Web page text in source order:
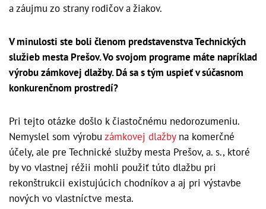
a záujmu zo strany rodičov a žiakov.
V minulosti ste boli členom predstavenstva Technických
služieb mesta Prešov. Vo svojom programe máte napríklad
výrobu zámkovej dlažby. Dá sa s tým uspieť v súčasnom
konkurenčnom prostredí?
Pri tejto otázke došlo k čiastočnému nedorozumeniu.
Nemyslel som výrobu zámkovej dlažbyna komerčné
účely, ale pre Technické služby mesta Prešov, a. s., ktoré
by vo vlastnej réžii mohli použiť túto dlažbu pri
rekonštrukcii existujúcich chodníkov a aj pri výstavbe
nových vo vlastníctve mesta.